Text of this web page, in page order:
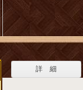
詳 細